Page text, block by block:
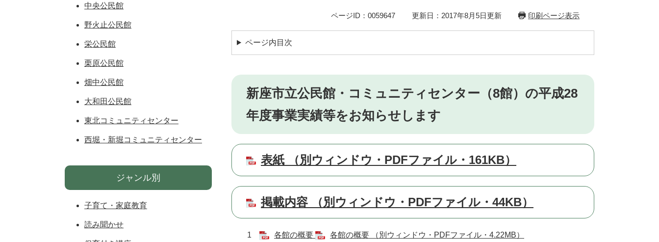
ページID：0059647 更新日：2017年8月5日更新 印刷ページ表示
ページ内目次
新座市立公民館・コミュニティセンター（8館）の平成28
年度事業実績等をお知らせします
表紙 （別ウィンドウ・PDFファイル・161KB）
掲載内容 （別ウィンドウ・PDFファイル・44KB）
1 各館の概要 各館の概要 （別ウィンドウ・PDFファイル・4.22MB）
中央公民館
野火止公民館
栄公民館
栗原公民館
畑中公民館
大和田公民館
東北コミュニティセンター
西堀・新堀コミュニティセンター
ジャンル別
子育て・家庭教育
読み聞かせ